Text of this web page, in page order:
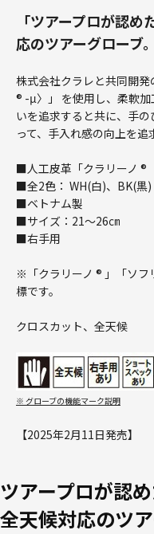
「ツアープロが認
応のツアーグローブ。
株式会社クラレと共同開
® -μ〉」 を使用し、柔軟
いを追求すると共に、手
って、手入れ感の向上を追
■人工皮革「クラリーノ ®
■全2色： WH(白)、BK(黒)
■ベトナム製
■サイズ：21～26㎝
■右手用
※「クラリーノ ® 」「ソ
標です。
クロスカット、全天候
※ グローブの機能マーク説明
【2025年2月11日発売】
ツアープロが認
全天候対応のツア